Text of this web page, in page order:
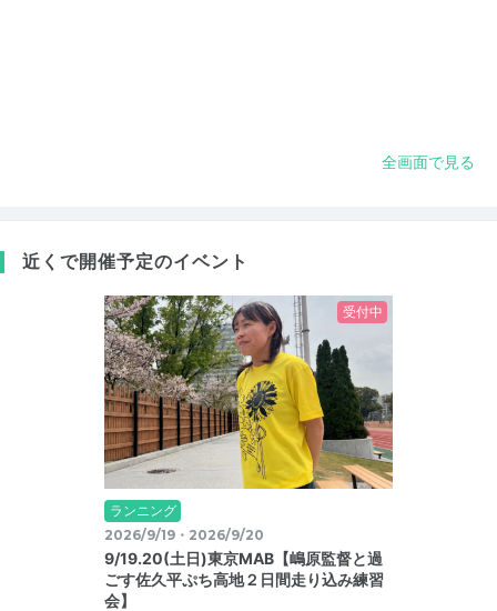
全画面で見る
近くで開催予定のイベント
受付中
ランニング
2026/9/19・2026/9/20
9/19.20(土日)東京MAB【嶋原監督と過
ごす佐久平ぷち高地２日間走り込み練習
会】